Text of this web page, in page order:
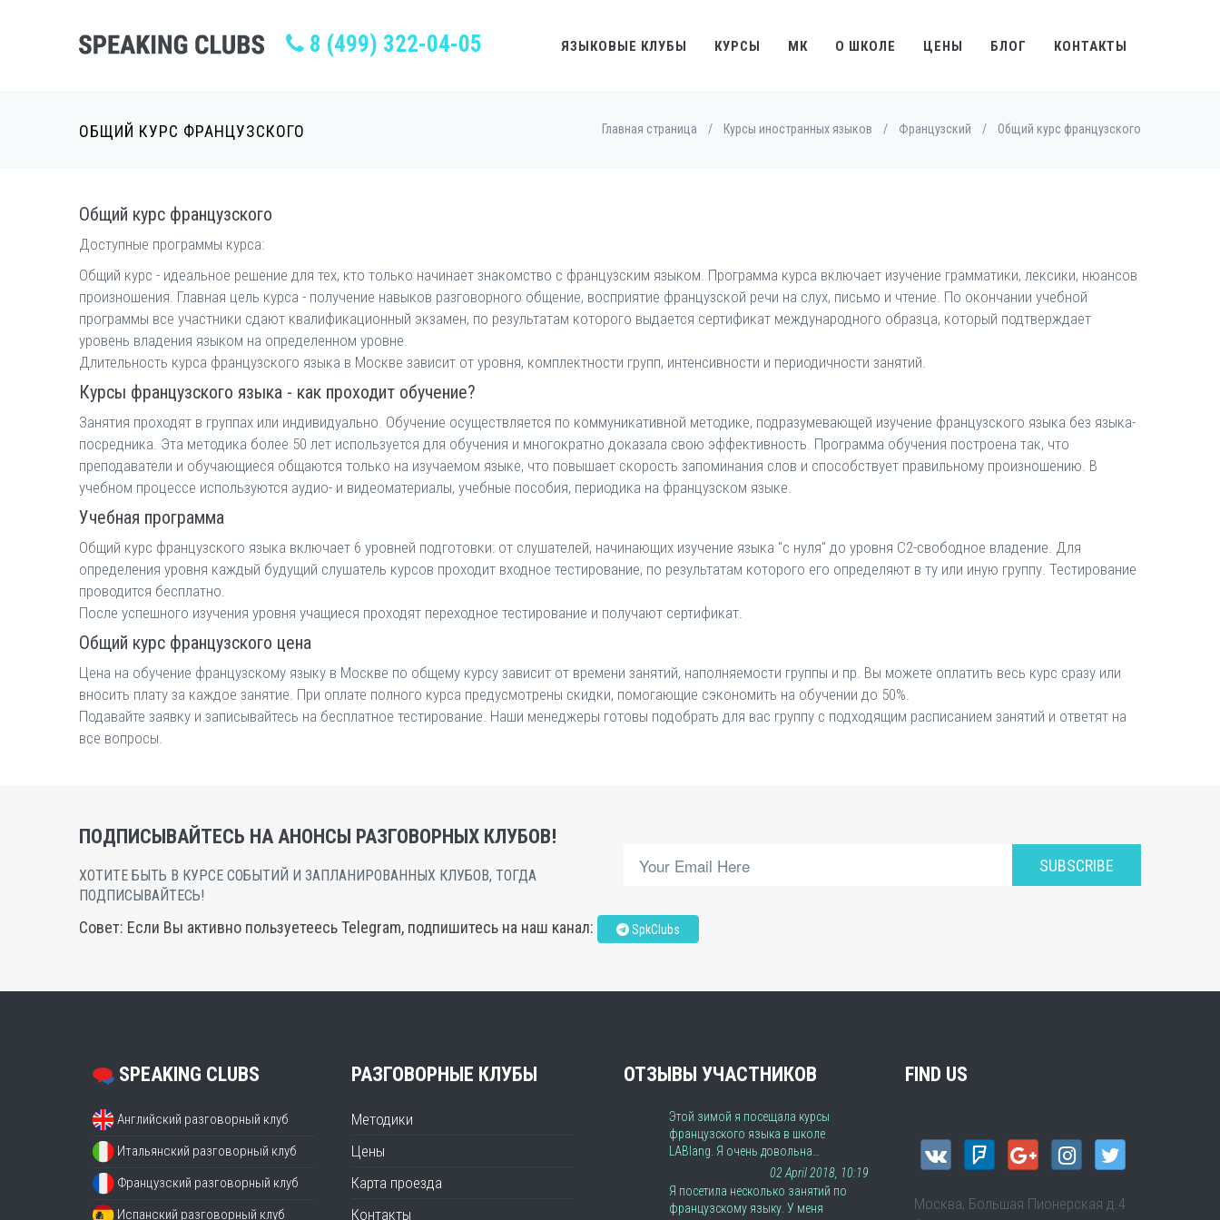
8 (499) 322-04-05 ЯЗЫКОВЫЕ КЛУБЫ КУРСЫ МК О ШКОЛЕ ЦЕНЫ БЛОГ КОНТАКТЫ
Главная страница / Курсы иностранных языков / Французский / Общий курс французского
ОБЩИЙ КУРС ФРАНЦУЗСКОГО
Общий курс французского
Доступные программы курса:
Общий курс - идеальное решение для тех, кто только начинает знакомство с французским языком. Программа курса включает изучение грамматики, лексики, нюансов
произношения. Главная цель курса - получение навыков разговорного общение, восприятие французской речи на слух, письмо и чтение. По окончании учебной
программы все участники сдают квалификационный экзамен, по результатам которого выдается сертификат международного образца, который подтверждает
уровень владения языком на определенном уровне.
Длительность курса французского языка в Москве зависит от уровня, комплектности групп, интенсивности и периодичности занятий.
Курсы французского языка - как проходит обучение?
Занятия проходят в группах или индивидуально. Обучение осуществляется по коммуникативной методике, подразумевающей изучение французского языка без языка-
посредника. Эта методика более 50 лет используется для обучения и многократно доказала свою эффективность. Программа обучения построена так, что
преподаватели и обучающиеся общаются только на изучаемом языке, что повышает скорость запоминания слов и способствует правильному произношению. В
учебном процессе используются аудио- и видеоматериалы, учебные пособия, периодика на французском языке.
Учебная программа
Общий курс французского языка включает 6 уровней подготовки: от слушателей, начинающих изучение языка "с нуля" до уровня С2-свободное владение. Для
определения уровня каждый будущий слушатель курсов проходит входное тестирование, по результатам которого его определяют в ту или иную группу. Тестирование
проводится бесплатно.
После успешного изучения уровня учащиеся проходят переходное тестирование и получают сертификат.
Общий курс французского цена
Цена на обучение французскому языку в Москве по общему курсу зависит от времени занятий, наполняемости группы и пр. Вы можете оплатить весь курс сразу или
вносить плату за каждое занятие. При оплате полного курса предусмотрены скидки, помогающие сэкономить на обучении до 50%.
Подавайте заявку и записывайтесь на бесплатное тестирование. Наши менеджеры готовы подобрать для вас группу с подходящим расписанием занятий и ответят на
все вопросы.
ПОДПИСЫВАЙТЕСЬ НА АНОНСЫ РАЗГОВОРНЫХ КЛУБОВ!
ХОТИТЕ БЫТЬ В КУРСЕ СОБЫТИЙ И ЗАПЛАНИРОВАННЫХ КЛУБОВ, ТОГДА
ПОДПИСЫВАЙТЕСЬ!
SUBSCRIBE
Совет: Если Вы активно пользуетеесь Telegram, подпишитесь на наш канал: SpkClubs
SPEAKING CLUBS
Английский разговорный клуб
Итальянский разговорный клуб
Французский разговорный клуб
Испанский разговорный клуб
РАЗГОВОРНЫЕ КЛУБЫ
Методики
Цены
Карта проезда
Контакты
ОТЗЫВЫ УЧАСТНИКОВ
Этой зимой я посещала курсы
французского языка в школе
LABlang. Я очень довольна…
02 April 2018, 10:19
Я посетила несколько занятий по
французскому языку. У меня
FIND US
Москва, Большая Пионерская д.4